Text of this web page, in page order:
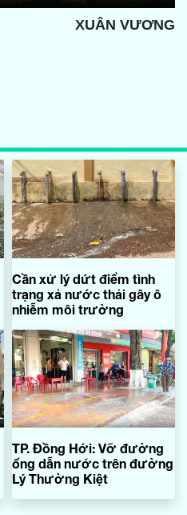
XUÂN VƯƠNG
Cần xử lý dứt điểm tình
trạng xả nước thải gây ô
nhiễm môi trường
TP. Đồng Hới: Vỡ đường
ống dẫn nước trên đường
Lý Thường Kiệt